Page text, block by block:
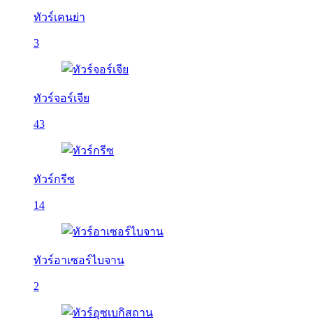
ทัวร์เคนย่า
3
ทัวร์จอร์เจีย
43
ทัวร์กรีซ
14
ทัวร์อาเซอร์ไบจาน
2